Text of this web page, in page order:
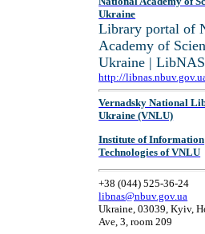
Ukraine
Library portal of
Academy of
Ukraine | LibNAS
http://
Vernadsky National
Ukraine (VNLU)
Institute of Information
Technologies of VNLU
+38 (044) 525-36-24
libnas@nbuv.gov.ua
Ukraine, 03039, Kyiv,
Ave, 3, room 209